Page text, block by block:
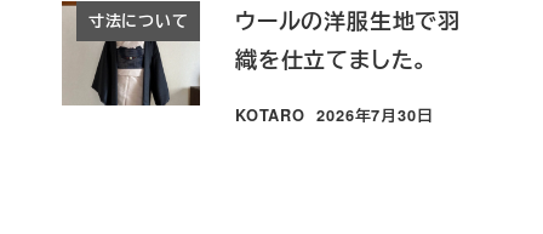
寸法について
ウールの洋服生地で羽
織を仕立てました。
KOTARO
投稿日
2026年7月30日